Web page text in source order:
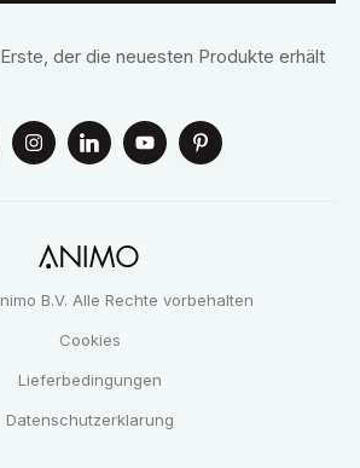
der die neuesten Produkte erhält
B.V. Alle Rechte vorbehalten
Cookies
Lieferbedingungen
Datenschutzerklarung